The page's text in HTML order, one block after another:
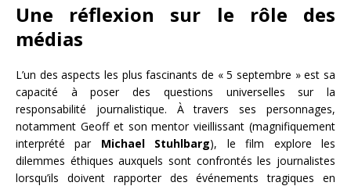
Une réflexion sur le rôle des
médias
L’un des aspects les plus fascinants de « 5 septembre » est sa
capacité à poser des questions universelles sur la
responsabilité journalistique. À travers ses personnages,
notamment Geoff et son mentor vieillissant (magnifiquement
interprété par Michael Stuhlbarg), le film explore les
dilemmes éthiques auxquels sont confrontés les journalistes
lorsqu’ils doivent rapporter des événements tragiques en